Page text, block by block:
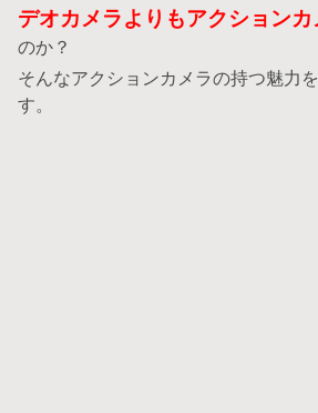
デオカメラよりもアクション
のか？
そんなアクションカメラの持つ魅力
す。